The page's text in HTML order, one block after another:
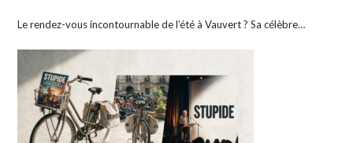
Le rendez-vous incontournable de l’été à Vauvert ? Sa célèbre…